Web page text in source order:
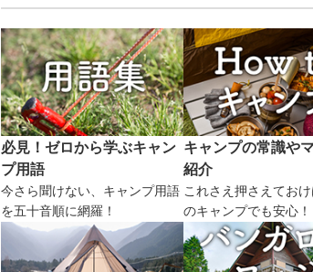
必見！ゼロから学ぶキャン
プ用語
今さら聞けない、キャンプ用語
を五十音順に網羅！
キャンプの常識や
紹介
これさえ押さえてお
のキャンプでも安心！